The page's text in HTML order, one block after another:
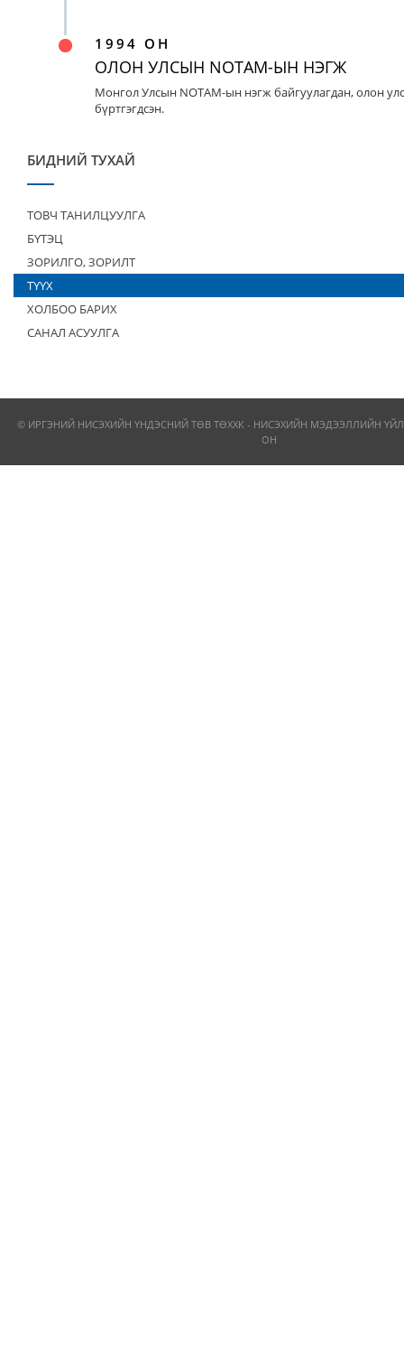
1994 ОН
ОЛОН УЛСЫН NOTAM-ЫН НЭГЖ
Монгол Улсын NOTAM-ын нэгж байгуулагдан, олон
бүртгэгдсэн.
БИДНИЙ ТУХАЙ
ТОВЧ ТАНИЛЦУУЛГА
БҮТЭЦ
ЗОРИЛГО, ЗОРИЛТ
ТҮҮХ
ХОЛБОО БАРИХ
САНАЛ АСУУЛГА
© ИРГЭНИЙ НИСЭХИЙН ҮНДЭСНИЙ ТӨВ ТӨХХК - НИСЭХИЙН МЭДЭЭЛЛИЙН
ОН